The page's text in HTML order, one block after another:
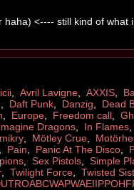
<---- still kind of what
Avril Lavigne AXXIS
Daft Punk, Danzig Dead
Europe, Freedom call,
Dragons, In Flames,
, Mötley Crue,
Pain Panic At The Disco,
Sex Pistols Simple
, Twilight Force, Twisted